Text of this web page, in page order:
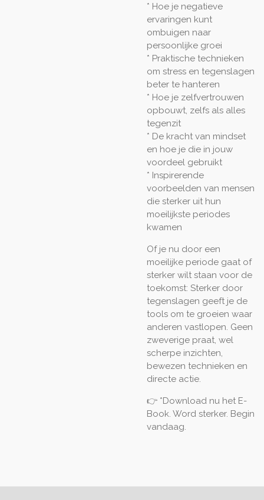
* Hoe je negatieve
ervaringen kunt
ombuigen naar
persoonlijke groei
* Praktische technieken
om stress en tegenslagen
beter te hanteren
* Hoe je zelfvertrouwen
opbouwt, zelfs als alles
tegenzit
* De kracht van mindset
en hoe je die in jouw
voordeel gebruikt
* Inspirerende
voorbeelden van mensen
die sterker uit hun
moeilijkste periodes
kwamen
Of je nu door een
moeilijke periode gaat of
sterker wilt staan voor de
toekomst: Sterker door
tegenslagen geeft je de
tools om te groeien waar
anderen vastlopen. Geen
zweverige praat, wel
scherpe inzichten,
bewezen technieken en
directe actie.
👉 *Download nu het E-
Book. Word sterker. Begin
vandaag.